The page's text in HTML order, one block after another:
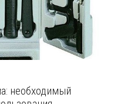
необходимый